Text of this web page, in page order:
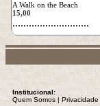
A Walk on the Beach
15,00
............................
Institucional:
Quem Somos | Privacidade